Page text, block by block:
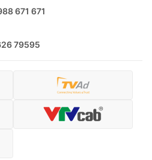
671 671
79595